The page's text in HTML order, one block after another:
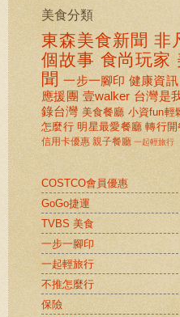
美食分類
東森美食新聞 非
個故事 食尚玩家
聞 一步一腳印 健康資訊
應援團 壹walker 台灣是
錄台灣 美食餐廳 小資fun輕
怎麼行 明星最愛餐廳 轉行
信用卡優惠 親子餐廳 一起輕旅行
COSTCO會員優惠
GoGo捷運
TVBS 美食
一步一腳印
一起輕旅行
不推怎麼行
保險